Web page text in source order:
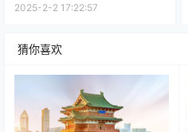
2025-2-2 17:22:57
猜你喜欢